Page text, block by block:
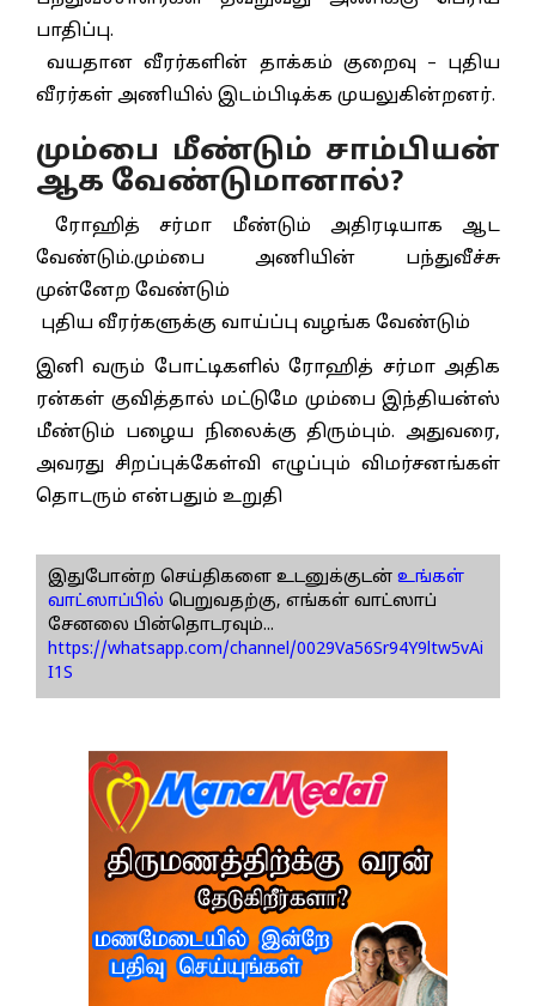
பாதிப்பு.
வயதான வீரர்களின் தாக்கம் குறைவு – புதிய
வீரர்கள் அணியில் இடம்பிடிக்க முயலுகின்றனர்.
மும்பை மீண்டும் சாம்பியன்
ஆக வேண்டுமானால்?
ரோஹித் சர்மா மீண்டும் அதிரடியாக ஆட
வேண்டும்.மும்பை அணியின் பந்துவீச்சு
முன்னேற வேண்டும்
புதிய வீரர்களுக்கு வாய்ப்பு வழங்க வேண்டும்
இனி வரும் போட்டிகளில் ரோஹித் சர்மா அதிக
ரன்கள் குவித்தால் மட்டுமே மும்பை இந்தியன்ஸ்
மீண்டும் பழைய நிலைக்கு திரும்பும். அதுவரை,
அவரது சிறப்புக்கேள்வி எழுப்பும் விமர்சனங்கள்
தொடரும் என்பதும் உறுதி
இதுபோன்ற செய்திகளை உடனுக்குடன் உங்கள்
வாட்ஸாப்பில் பெறுவதற்கு, எங்கள் வாட்ஸாப்
சேனலை பின்தொடரவும்...
https://whatsapp.com/channel/0029Va56Sr94Y9ltw5vAi
I1S